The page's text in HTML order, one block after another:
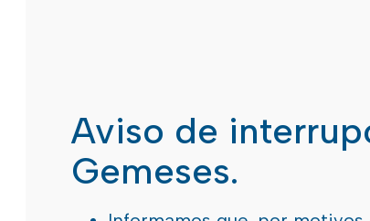
Aviso de
Gemeses.